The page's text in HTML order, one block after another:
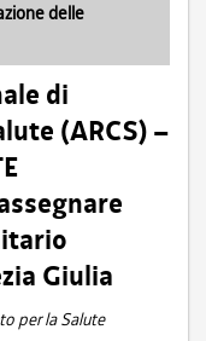
delle
di
(ARCS) –
Giulia
per la Salute